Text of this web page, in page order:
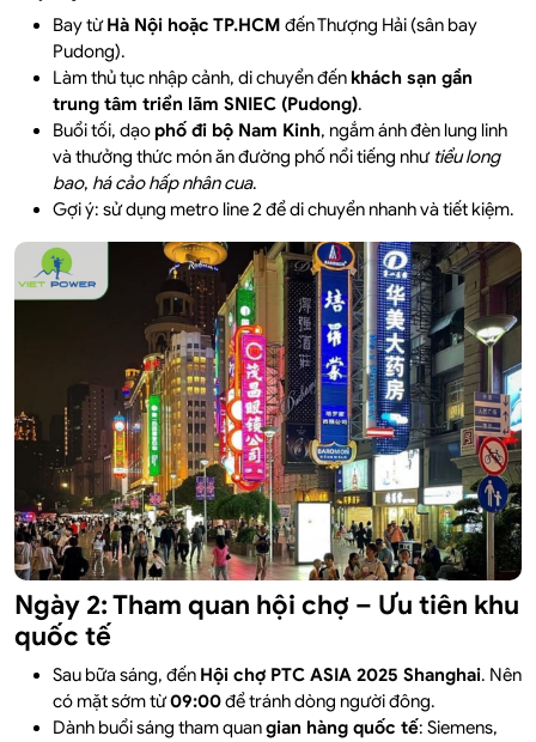
Bay từHà Nội hoặc TP.HCM đến Thượng Hải (sân bay
Pudong).
Làm thủ tục nhập cảnh, di chuyển đến khách sạn gần
trung tâm triển lãm SNIEC (Pudong).
Buổi tối, dạophố đi bộ Nam Kinh, ngắm ánh đèn lung linh
và thưởng thức món ăn đường phố nổi tiếng như tiểu long
bao, há cảo hấp nhân cua.
Gợi ý: sử dụng metro line 2 để di chuyển nhanh và tiết kiệm.
Ngày 2: Tham quan hội chợ – Ưu tiên khu
quốc tế
Sau bữa sáng, đến Hội chợ PTC ASIA 2025 Shanghai. Nên
có mặt sớm từ09:00để tránh dòng người đông.
Dành buổi sáng tham quangian hàng quốc tế: Siemens,